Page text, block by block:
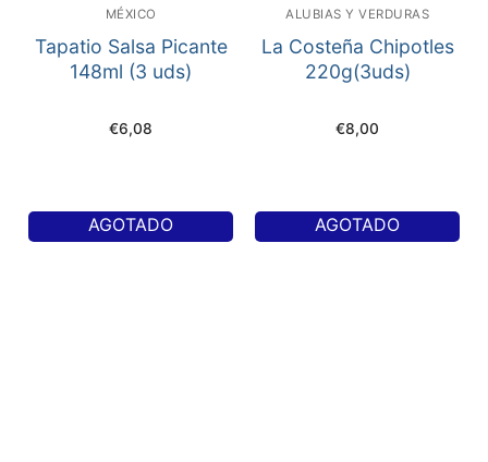
MÉXICO
Tapatio Salsa Picante
148ml (3 uds)
€6,08
AGOTADO
ALUBIAS Y VERDURAS
La Costeña Chipotles
220g(3uds)
€8,00
AGOTADO